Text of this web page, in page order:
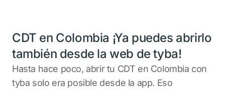
CDT en Colombia ¡Ya puedes abrirlo
también desde la web de tyba!
Hasta hace poco, abrir tu CDT en Colombia con
tyba solo era posible desde la app. Eso